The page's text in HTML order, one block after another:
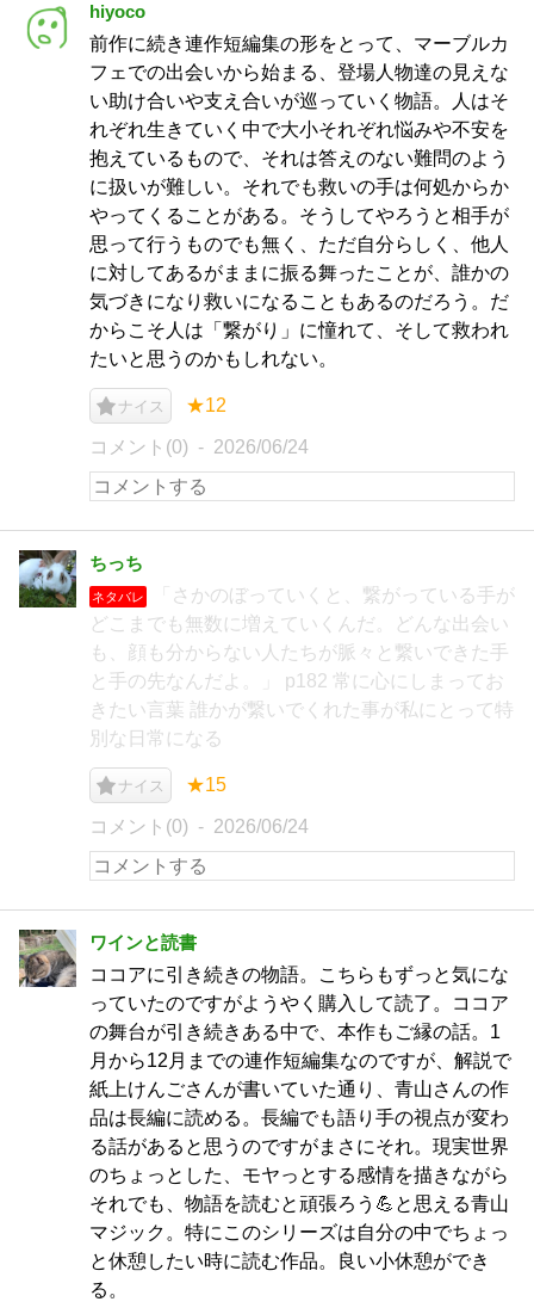
hiyoco
前作に続き連作短編集の形をとって、マーブルカ
フェでの出会いから始まる、登場人物達の見えな
い助け合いや支え合いが巡っていく物語。人はそ
れぞれ生きていく中で大小それぞれ悩みや不安を
抱えているもので、それは答えのない難問のよう
に扱いが難しい。それでも救いの手は何処からか
やってくることがある。そうしてやろうと相手が
思って行うものでも無く、ただ自分らしく、他人
に対してあるがままに振る舞ったことが、誰かの
気づきになり救いになることもあるのだろう。だ
からこそ人は「繋がり」に憧れて、そして救われ
たいと思うのかもしれない。
ナイス ★12
コメント(0) 2026/06/24
ちっち
ネタバレ
「さかのぼっていくと、繋がっている手が
どこまでも無数に増えていくんだ。どんな出会い
も、顔も分からない人たちが脈々と繋いできた手
と手の先なんだよ。」 p182 常に心にしまってお
きたい言葉 誰かが繋いでくれた事が私にとって特
別な日常になる
ナイス ★15
コメント(0) 2026/06/24
ワインと読書
ココアに引き続きの物語。こちらもずっと気にな
っていたのですがようやく購入して読了。ココア
の舞台が引き続きある中で、本作もご縁の話。1
月から12月までの連作短編集なのですが、解説で
紙上けんごさんが書いていた通り、青山さんの作
品は長編に読める。長編でも語り手の視点が変わ
る話があると思うのですがまさにそれ。現実世界
のちょっとした、モヤっとする感情を描きながら
それでも、物語を読むと頑張ろう💪と思える青山
マジック。特にこのシリーズは自分の中でちょっ
と休憩したい時に読む作品。良い小休憩ができ
る。